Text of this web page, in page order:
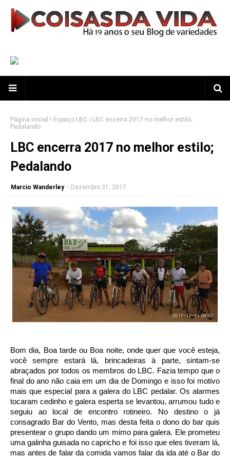
Página inicial Espaço LBC
LBC encerra 2017 no melhor estilo;
Pedalando
LBC encerra 2017 no melhor estilo;
Pedalando
Marcio Wanderley - Dezembro 31, 2017
Bom dia, Boa tarde ou Boa noite, onde quer que você esteja,
você sempre estará lá, brincadeiras à parte, sintam-se
abraçados por todos os membros do LBC. Fazia tempo que o
final do ano não caia em um dia de Domingo e isso foi motivo
mais que especial para a galera do LBC pedalar. Os alarmes
tocaram cedinho e galera esperta se levantou, arrumou tudo e
seguiu ao local de encontro rotineiro. No destino o já
consagrado Bar do Vento, mas desta feita o dono do bar quis
presentear o grupo dando um mimo para galera. Ele prometeu
uma galinha guisada no capricho e foi isso que eles tiveram lá,
mas antes de falar da comida vamos falar da ida até o Bar do